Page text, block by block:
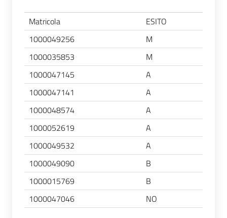
Matricola
ESITO
1000049256
M
1000035853
M
1000047145
A
1000047141
A
1000048574
A
1000052619
A
1000049532
A
1000049090
B
1000015769
B
1000047046
NO